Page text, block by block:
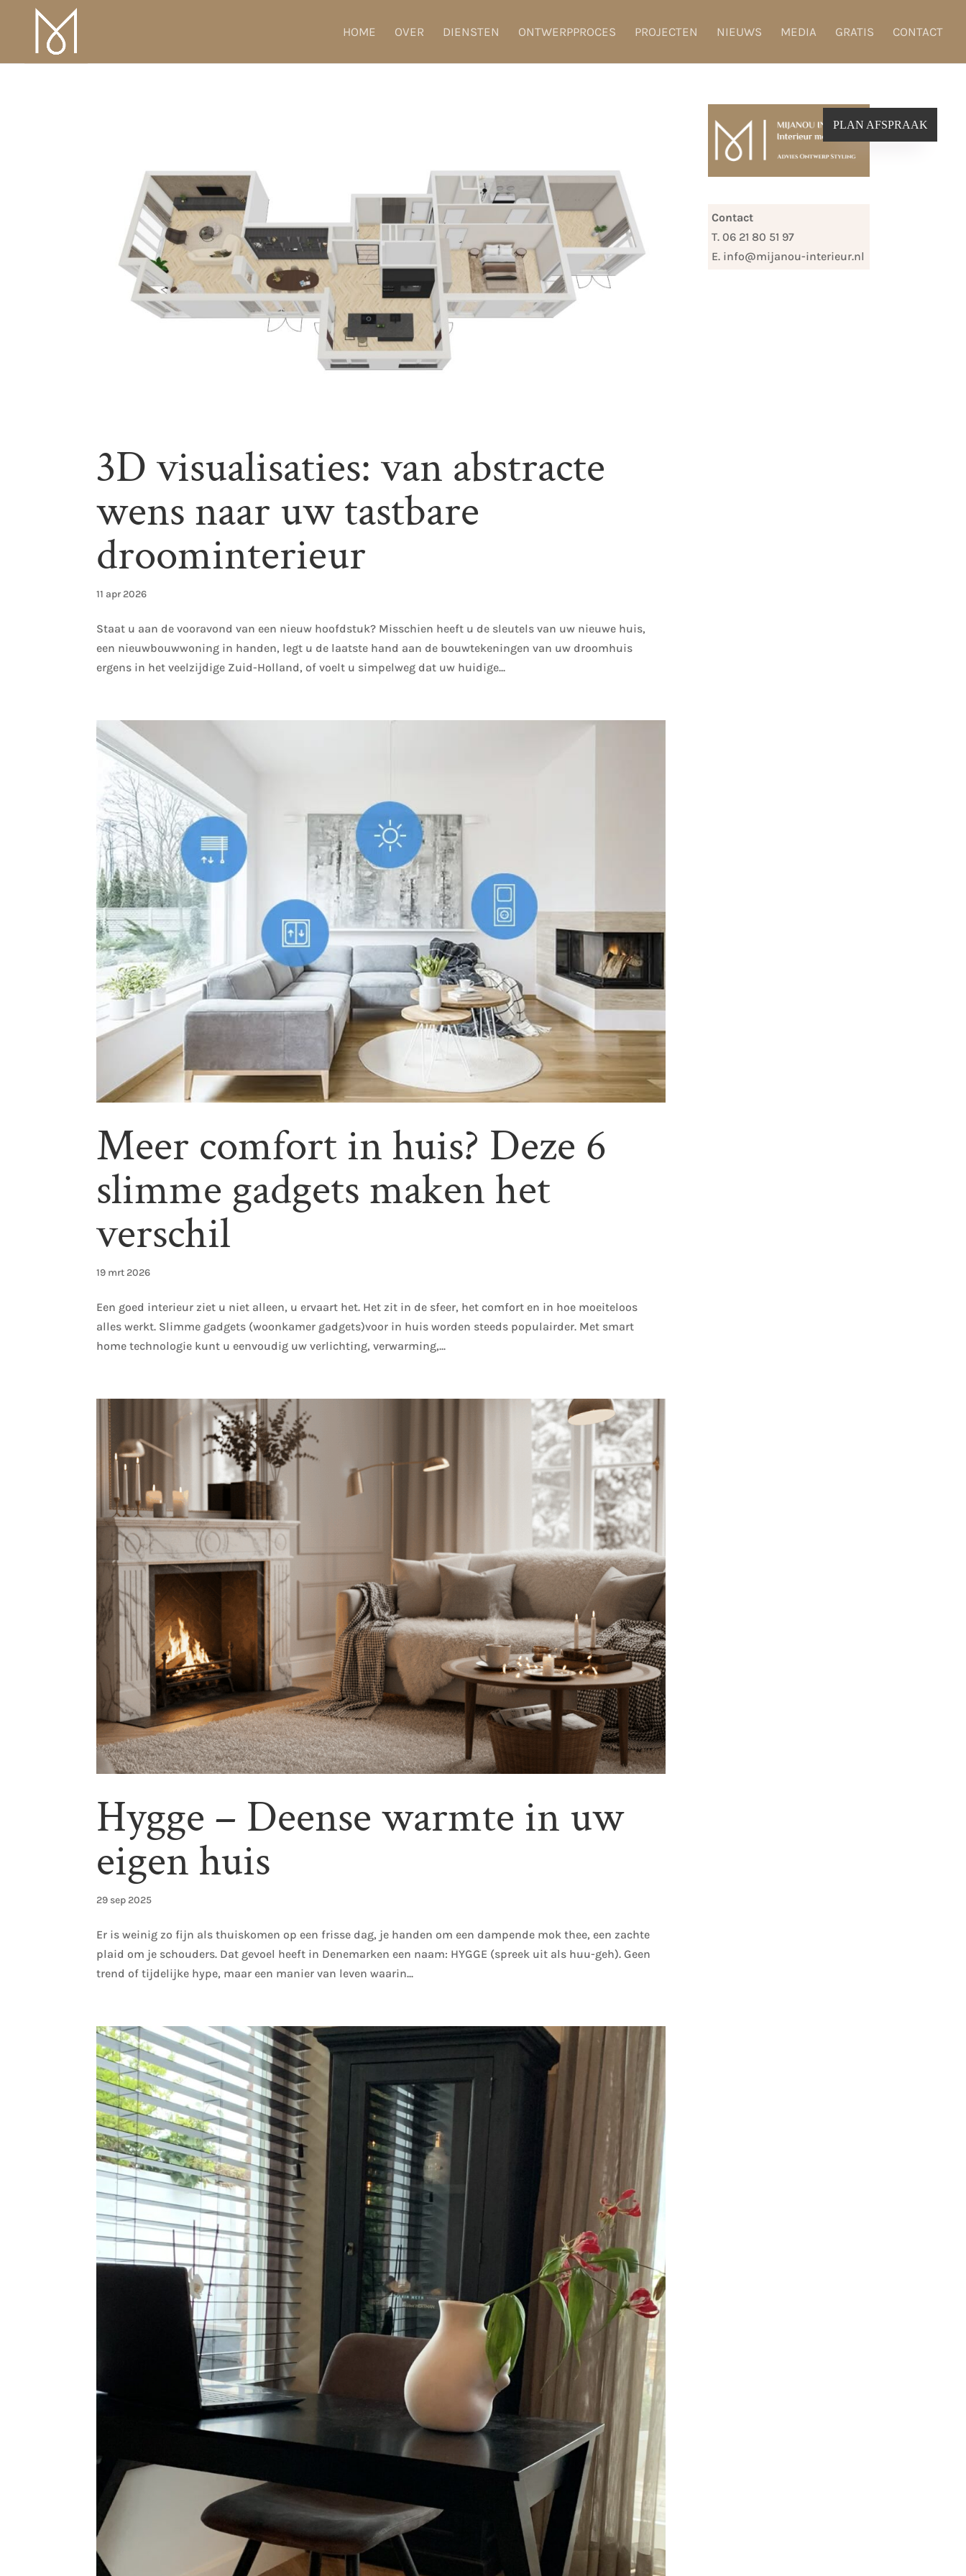
HOME OVER DIENSTEN ONTWERPPROCES PROJECTEN NIEUWS MEDIA GRATIS CONTACT
3D visualisaties: van abstracte
wens naar uw tastbare
droominterieur
11 apr 2026
Staat u aan de vooravond van een nieuw hoofdstuk? Misschien heeft u de sleutels van uw nieuwe huis,
een nieuwbouwwoning in handen, legt u de laatste hand aan de bouwtekeningen van uw droomhuis
ergens in het veelzijdige Zuid-Holland, of voelt u simpelweg dat uw huidige...
Meer comfort in huis? Deze 6
slimme gadgets maken het
verschil
19 mrt 2026
Een goed interieur ziet u niet alleen, u ervaart het. Het zit in de sfeer, het comfort en in hoe moeiteloos
alles werkt. Slimme gadgets (woonkamer gadgets)voor in huis worden steeds populairder. Met smart
home technologie kunt u eenvoudig uw verlichting, verwarming,...
Hygge – Deense warmte in uw
eigen huis
29 sep 2025
Er is weinig zo fijn als thuiskomen op een frisse dag, je handen om een dampende mok thee, een zachte
plaid om je schouders. Dat gevoel heeft in Denemarken een naam: HYGGE (spreek uit als huu-geh). Geen
trend of tijdelijke hype, maar een manier van leven waarin...
Contact
T. 06 21 80 51 97
E. info@mijanou-interieur.nl
PLAN AFSPRAAK